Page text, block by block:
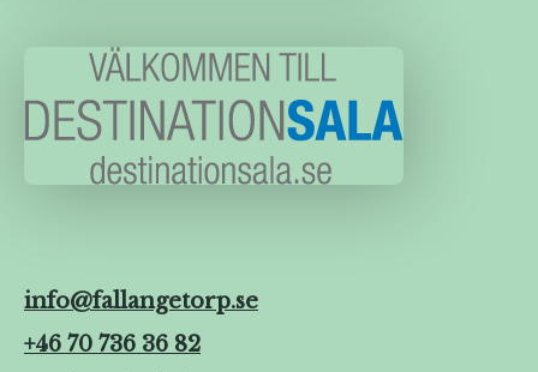
info@fallangetorp.se
+46 70 736 36 82